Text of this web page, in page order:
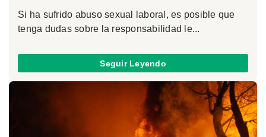
Si ha sufrido abuso sexual laboral, es posible que
tenga dudas sobre la responsabilidad le...
Seguir Leyendo